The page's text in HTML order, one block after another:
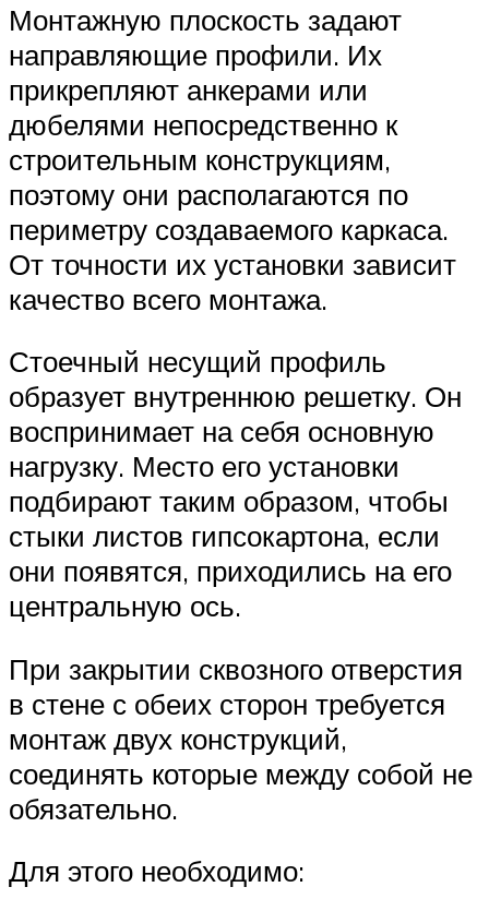
Монтажную плоскость задают
направляющие профили. Их
прикрепляют анкерами или
дюбелями непосредственно к
строительным конструкциям,
поэтому они располагаются по
периметру создаваемого каркаса.
От точности их установки зависит
качество всего монтажа.
Стоечный несущий профиль
образует внутреннюю решетку. Он
воспринимает на себя основную
нагрузку. Место его установки
подбирают таким образом, чтобы
стыки листов гипсокартона, если
они появятся, приходились на его
центральную ось.
При закрытии сквозного отверстия
в стене с обеих сторон требуется
монтаж двух конструкций,
соединять которые между собой не
обязательно.
Для этого необходимо: